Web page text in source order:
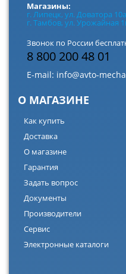
Магазины:
г. Липецк, ул. Доватора 10а
г. Тамбов, ул. Урожайная
Звонок по России
8 800 200 48 01
E-mail: info@avto-
О МАГАЗИНЕ
Как купить
Доставка
О магазине
Гарантия
Задать вопрос
Документы
Производители
Сервис
Электронные каталоги